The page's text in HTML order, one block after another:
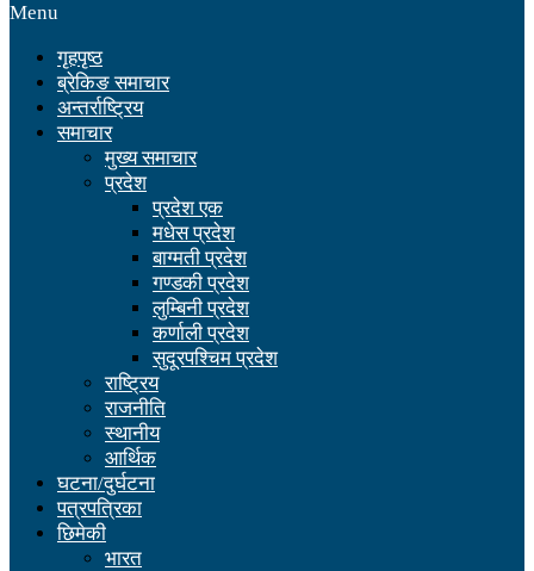
Menu
गृहपृष्ठ
ब्रेकिङ समाचार
अन्तर्राष्ट्रिय
समाचार
मुख्य समाचार
प्रदेश
प्रदेश एक
मधेस प्रदेश
बाग्मती प्रदेश
गण्डकी प्रदेश
लुम्बिनी प्रदेश
कर्णाली प्रदेश
सुदूरपश्चिम प्रदेश
राष्ट्रिय
राजनीति
स्थानीय
आर्थिक
घटना/दुर्घटना
पत्रपत्रिका
छिमेकी
भारत